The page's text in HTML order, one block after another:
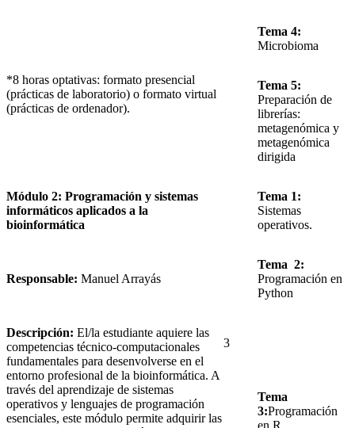
*8 horas optativas: formato presencial
(prácticas de laboratorio) o formato virtual
(prácticas de ordenador).
Tema 4:
Microbioma
Tema 5:
Preparación de
librerías:
metagenómica y
metagenómica
dirigida
Módulo 2: Programación y sistemas
informáticos aplicados a la
bioinformática
3
Tema 1:
Sistemas
operativos.
Responsable: Manuel Arrayás
Tema 2:
Programación en
Python
Descripción: El/la estudiante aquiere las
competencias técnico‑computacionales
fundamentales para desenvolverse en el
entorno profesional de la bioinformática. A
través del aprendizaje de sistemas
operativos y lenguajes de programación
esenciales, este módulo permite adquirir las
Tema
3:Programación